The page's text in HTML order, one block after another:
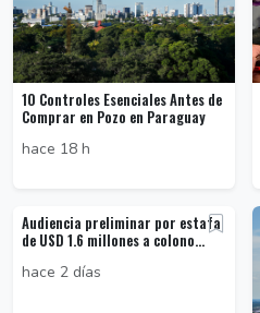
10 Controles Esenciales Antes de
Comprar en Pozo en Paraguay
hace 18 h
Audiencia preliminar por estafa
de USD 1.6 millones a colono...
hace 2 días